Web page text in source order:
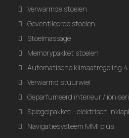
Verwarmde stoelen
Geventileerde stoelen
Stoelmassage
Memorypakket stoelen
Automatische klimaatregeling
Verwarmd stuurwiel
Geparfumeerd interieur /
Spiegelpakket - elektrisch
Navigatiesysteem MMI plus